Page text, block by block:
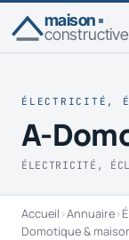
maison
constructive
ÉLECTRICITÉ,
A-
ÉLECTRICITÉ,
Accueil ›Annuaire›
Domotique &